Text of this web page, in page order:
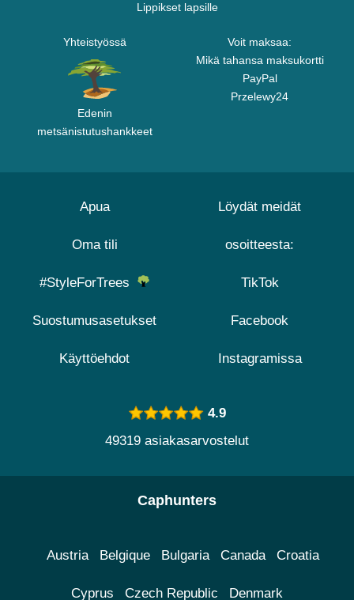
Lippikset lapsille
Yhteistyössä
Edenin
metsänistutushankkeet
Voit maksaa:
Mikä tahansa maksukortti
PayPal
Przelewy24
Apua
Oma tili
#StyleForTrees
Suostumusasetukset
Käyttöehdot
Löydät meidät
osoitteesta:
TikTok
Facebook
Instagramissa
4.9
49319 asiakasarvostelut
Caphunters
Austria Belgique Bulgaria Canada Croatia
Cyprus Czech Republic Denmark